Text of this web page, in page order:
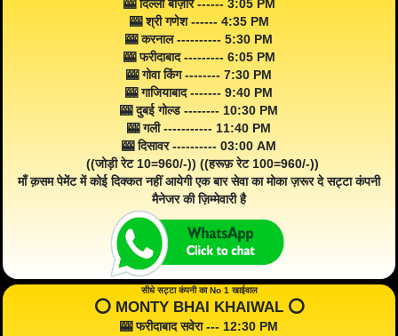
🎰 दिल्ली बाज़ार ------ 3:05 PM
🎰 श्री गणेश ------ 4:35 PM
🎰 करनाल ---------- 5:30 PM
🎰 फरीदाबाद --------- 6:05 PM
🎰 गोवा किंग -------- 7:30 PM
🎰 गाजियाबाद ------- 9:40 PM
🎰 दुबई गोल्ड -------- 10:30 PM
🎰 गली ----------- 11:40 PM
🎰 दिसावर ---------- 03:00 AM
((जोड़ी रेट 10=960/-)) ((हरूफ़ रेट 100=960/-))
माँ क़सम पेमेंट में कोई दिक्कत नहीं आयेगी एक बार सेवा का मोका ज़रूर दे सट्टा कंपनी
मैनेजर की ज़िम्मेवारी है
सीधे सट्टा कंपनी का No 1 खाईवाल
⭕️ MONTY BHAI KHAIWAL ⭕️
🎰 फरीदाबाद सवेरा --- 12:30 PM